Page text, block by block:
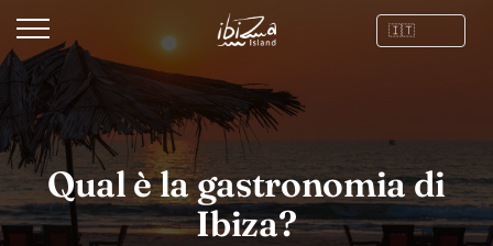
Qual è la gastronomia di
Ibiza?